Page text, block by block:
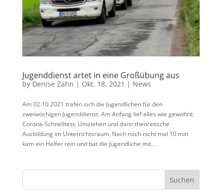
Jugenddienst artet in eine Großübung aus
by Denise Zahn | Okt. 18, 2021 | News
Am 02.10.2021 trafen sich die Jugendlichen für den
zweiwöchigen Jugenddienst. Am Anfang lief alles wie gewohnt:
Corona-Schnelltest, Umziehen und dann theoretische
Ausbildung im Unterrichtsraum. Nach noch nicht mal 10 min
kam ein Helfer rein und bat die Jugendliche mit...